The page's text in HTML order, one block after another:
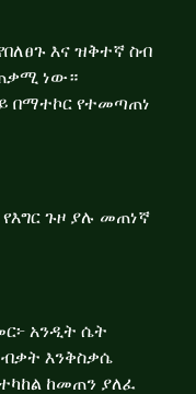
እና ዝቅተኛ ስብ
ነው።
በማተኮር የተመጣጠነ
ጉዞ ያሉ መጠነኛ
አንዲት ሴት
ብቃት እንቅስቃሴ
ከመጠን ያለፈ